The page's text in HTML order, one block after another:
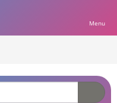
Menu